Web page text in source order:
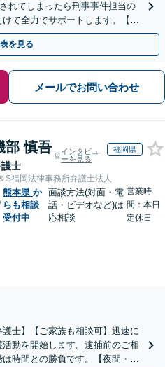
れてしまったら刑事事件担当の
て全力でサポートします。【毎
】
を見る
メールでお問い合わせ
部 慎吾
士
インタビュ
ーを見る
福岡県
S福岡法律事務所弁護士法人
熊本県 か
らも相談
受付中
面談方法(対面・電
話・ビデオなど)は
応相談
営業時
間：本日
定休日
護士】【ご家族も相談可】迅速に
動を開始します。逮捕前のご相
時間との勝負です。【夜間・休